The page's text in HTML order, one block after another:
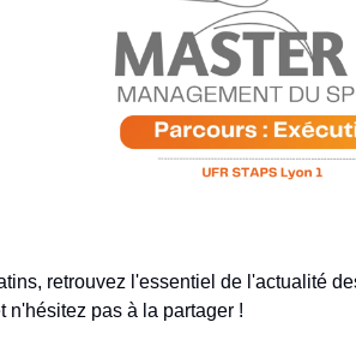
retrouvez l'essentiel de l'actualité
n'hésitez pas à la partager !